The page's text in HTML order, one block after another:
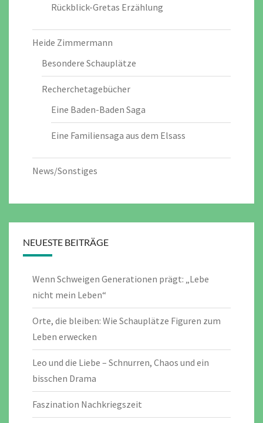
Rückblick-Gretas Erzählung
Heide Zimmermann
Besondere Schauplätze
Recherchetagebücher
Eine Baden-Baden Saga
Eine Familiensaga aus dem Elsass
News/Sonstiges
NEUESTE BEITRÄGE
Wenn Schweigen Generationen prägt: „Lebe
nicht mein Leben“
Orte, die bleiben: Wie Schauplätze Figuren zum
Leben erwecken
Leo und die Liebe – Schnurren, Chaos und ein
bisschen Drama
Faszination Nachkriegszeit